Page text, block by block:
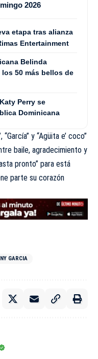
2026
etapa tras alianza
Entertainment
Belinda
50 más bellos de
Perry se
Dominicana
y “Agüita e’ coco”
baile, agradecimiento y
pronto” para está
parte su corazón
GARCIA